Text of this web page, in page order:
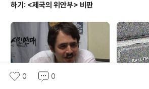
하기: <제국의 위안부> 비판
0 0